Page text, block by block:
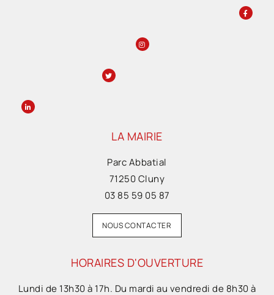
LA MAIRIE
Parc Abbatial
71250 Cluny
03 85 59 05 87
NOUS CONTACTER
HORAIRES D'OUVERTURE
Lundi de 13h30 à 17h. Du mardi au vendredi de 8h30 à